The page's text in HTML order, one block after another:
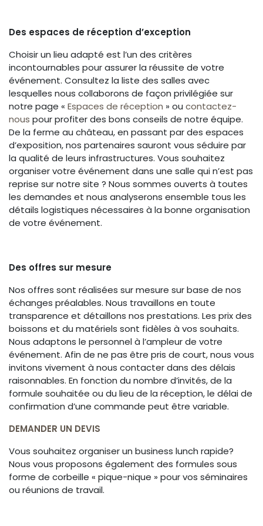
Des espaces de réception d’exception
Choisir un lieu adapté est l’un des critères
incontournables pour assurer la réussite de votre
événement. Consultez la liste des salles avec
lesquelles nous collaborons de façon privilégiée sur
notre page « Espaces de réception » ou contactez-
nous pour profiter des bons conseils de notre équipe.
De la ferme au château, en passant par des espaces
d’exposition, nos partenaires sauront vous séduire par
la qualité de leurs infrastructures. Vous souhaitez
organiser votre événement dans une salle qui n’est pas
reprise sur notre site ? Nous sommes ouverts à toutes
les demandes et nous analyserons ensemble tous les
détails logistiques nécessaires à la bonne organisation
de votre événement.
Des offres sur mesure
Nos offres sont réalisées sur mesure sur base de nos
échanges préalables. Nous travaillons en toute
transparence et détaillons nos prestations. Les prix des
boissons et du matériels sont fidèles à vos souhaits.
Nous adaptons le personnel à l’ampleur de votre
événement. Afin de ne pas être pris de court, nous vous
invitons vivement à nous contacter dans des délais
raisonnables. En fonction du nombre d’invités, de la
formule souhaitée ou du lieu de la réception, le délai de
confirmation d’une commande peut être variable.
DEMANDER UN DEVIS
Vous souhaitez organiser un business lunch rapide?
Nous vous proposons également des formules sous
forme de corbeille « pique-nique » pour vos séminaires
ou réunions de travail.